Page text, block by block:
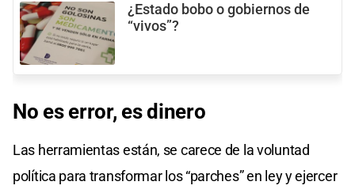
¿Estado bobo o gobiernos de
“vivos”?
No es error, es dinero
Las herramientas están, se carece de la voluntad
política para transformar los “parches” en ley y ejercer